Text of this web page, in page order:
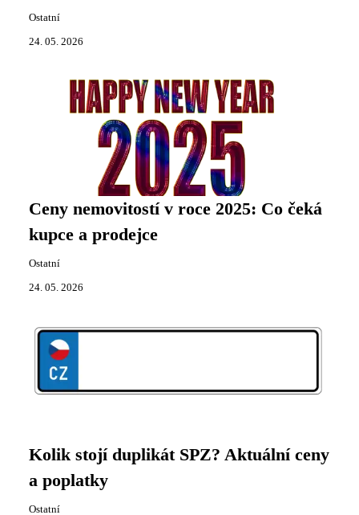
Ostatní
24. 05. 2026
Ceny nemovitostí v roce 2025: Co čeká
kupce a prodejce
Ostatní
24. 05. 2026
Kolik stojí duplikát SPZ? Aktuální ceny
a poplatky
Ostatní